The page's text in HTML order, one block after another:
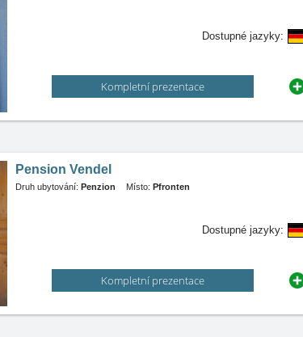
Dostupné jazyky:
Kompletní prezentace
Pension Vendel
Druh ubytování: Penzion Místo: Pfronten
Dostupné jazyky:
Kompletní prezentace